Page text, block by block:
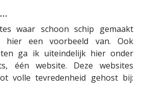
waar schoon schip gemaakt
een voorbeeld van. Ook
ga ik uiteindelijk hier onder
één website. Deze websites
volle tevredenheid gehost bij: